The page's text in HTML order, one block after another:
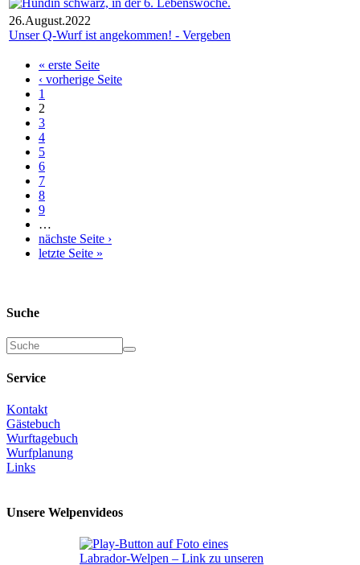
26.August.2022
Unser Q-Wurf ist angekommen! - Vergeben
« erste Seite
‹ vorherige Seite
1
2
3
4
5
6
7
8
9
…
nächste Seite ›
letzte Seite »
Suche
Service
Kontakt
Gästebuch
Wurftagebuch
Wurfplanung
Links
Unsere Welpenvideos